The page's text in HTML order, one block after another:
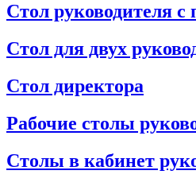
Стол руководителя с
Стол для двух
Стол директора
Рабочие столы
Столы в кабинет